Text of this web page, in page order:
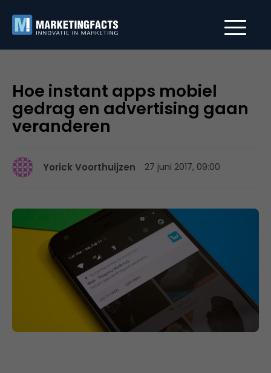
Hoe instant apps mobiel
gedrag en advertising gaan
veranderen
Yorick Voorthuijzen 27 juni 2017, 09:00